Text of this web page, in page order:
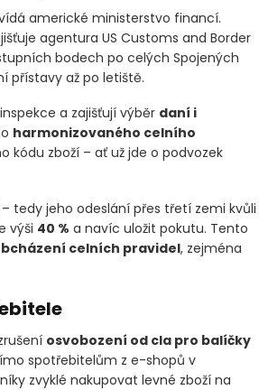
americké ministerstvo financí.
agentura US Customs and Border
bodech po celých Spojených
přístavy až po letiště.
a zajišťují výběr daní i
harmonizovaného celního
kódu zboží – ať už jde o podvozek
– tedy jeho odeslání přes třetí zemi kvůli
výši 40 % a navíc uložit pokutu. Tento
celních pravidel, zejména
osvobození od cla pro balíčky
spotřebitelům z e-shopů v
zvyklé nakupovat levné zboží na